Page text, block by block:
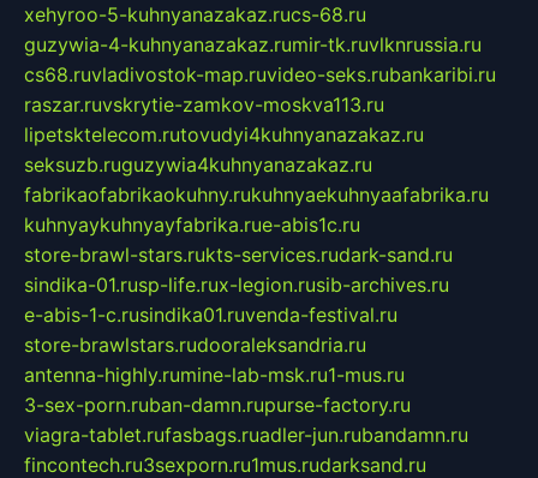
xehyroo-5-kuhnyanazakaz.rucs-68.ru
guzywia-4-kuhnyanazakaz.rumir-tk.ruvlknrussia.ru
cs68.ruvladivostok-map.ruvideo-seks.rubankaribi.ru
raszar.ruvskrytie-zamkov-moskva113.ru
lipetsktelecom.rutovudyi4kuhnyanazakaz.ru
seksuzb.ruguzywia4kuhnyanazakaz.ru
fabrikaofabrikaokuhny.rukuhnyaekuhnyaafabrika.ru
kuhnyaykuhnyayfabrika.rue-abis1c.ru
store-brawl-stars.rukts-services.rudark-sand.ru
sindika-01.rusp-life.rux-legion.rusib-archives.ru
e-abis-1-c.rusindika01.ruvenda-festival.ru
store-brawlstars.rudooraleksandria.ru
antenna-highly.rumine-lab-msk.ru1-mus.ru
3-sex-porn.ruban-damn.rupurse-factory.ru
viagra-tablet.rufasbags.ruadler-jun.rubandamn.ru
fincontech.ru3sexporn.ru1mus.rudarksand.ru